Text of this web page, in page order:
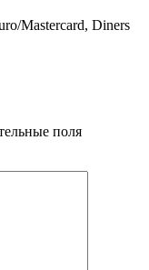
Mastercard, Diners
поля